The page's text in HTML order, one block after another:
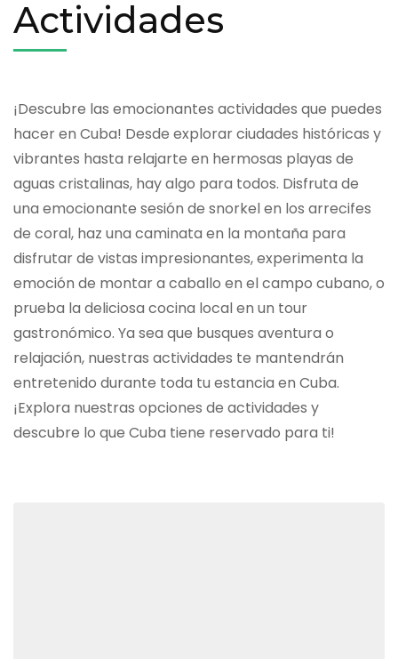
Actividades
¡Descubre las emocionantes actividades que puedes
hacer en Cuba! Desde explorar ciudades históricas y
vibrantes hasta relajarte en hermosas playas de
aguas cristalinas, hay algo para todos. Disfruta de
una emocionante sesión de snorkel en los arrecifes
de coral, haz una caminata en la montaña para
disfrutar de vistas impresionantes, experimenta la
emoción de montar a caballo en el campo cubano, o
prueba la deliciosa cocina local en un tour
gastronómico. Ya sea que busques aventura o
relajación, nuestras actividades te mantendrán
entretenido durante toda tu estancia en Cuba.
¡Explora nuestras opciones de actividades y
descubre lo que Cuba tiene reservado para ti!